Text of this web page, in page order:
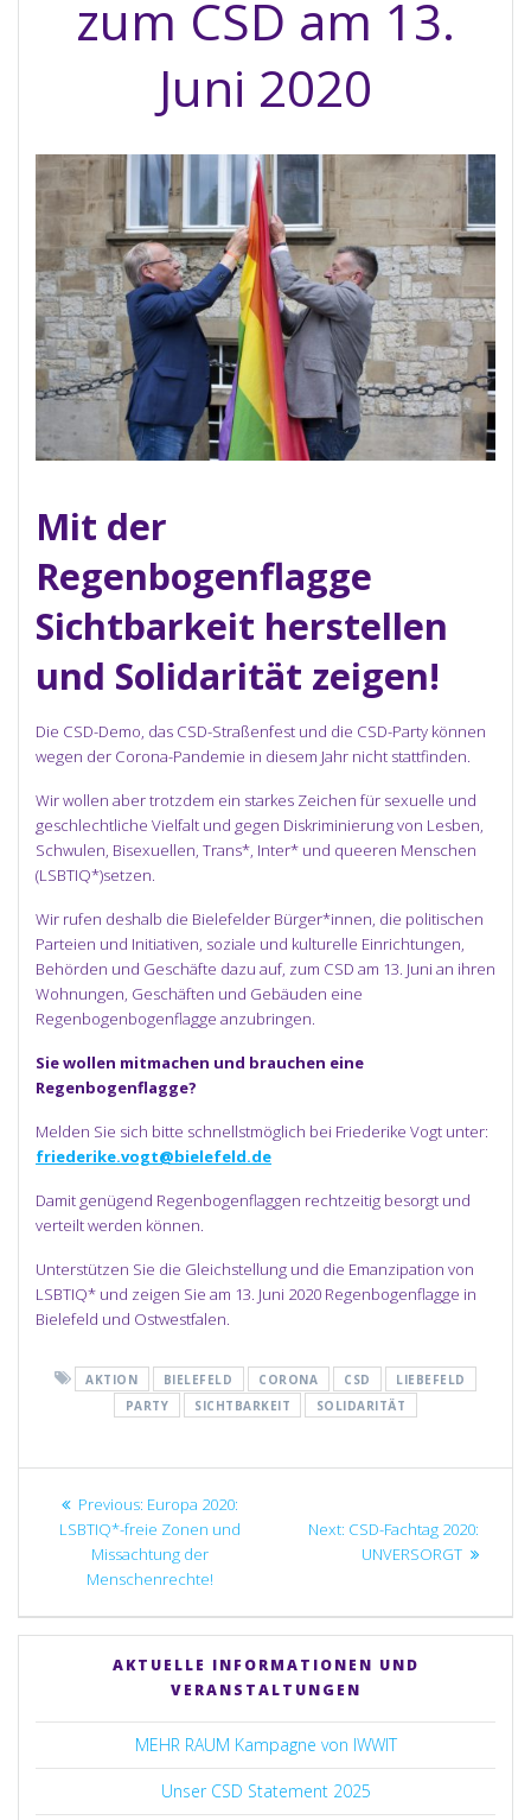
zum CSD am 13.
Juni 2020
Mit der
Regenbogenflagge
Sichtbarkeit herstellen
und Solidarität zeigen!
Die CSD-Demo, das CSD-Straßenfest und die CSD-Party können
wegen der Corona-Pandemie in diesem Jahr nicht stattfinden.
Wir wollen aber trotzdem ein starkes Zeichen für sexuelle und
geschlechtliche Vielfalt und gegen Diskriminierung von Lesben,
Schwulen, Bisexuellen, Trans*, Inter* und queeren Menschen
(LSBTIQ*)setzen.
Wir rufen deshalb die Bielefelder Bürger*innen, die politischen
Parteien und Initiativen, soziale und kulturelle Einrichtungen,
Behörden und Geschäfte dazu auf, zum CSD am 13. Juni an ihren
Wohnungen, Geschäften und Gebäuden eine
Regenbogenbogenflagge anzubringen.
Sie wollen mitmachen und brauchen eine
Regenbogenflagge?
Melden Sie sich bitte schnellstmöglich bei Friederike Vogt unter:
friederike.vogt@bielefeld.de
Damit genügend Regenbogenflaggen rechtzeitig besorgt und
verteilt werden können.
Unterstützen Sie die Gleichstellung und die Emanzipation von
LSBTIQ* und zeigen Sie am 13. Juni 2020 Regenbogenflagge in
Bielefeld und Ostwestfalen.
AKTION BIELEFELD CORONA CSD
LIEBEFELD
PARTY
SICHTBARKEIT SOLIDARITÄT
Beitragsnavigation
Previous: Previous
post:
Europa 2020:
LSBTIQ*-freie Zonen und
Missachtung der
Menschenrechte!
Next: Next
post:
CSD-Fachtag 2020:
UNVERSORGT
AKTUELLE INFORMATIONEN UND
VERANSTALTUNGEN
MEHR RAUM Kampagne von IWWIT
Unser CSD Statement 2025